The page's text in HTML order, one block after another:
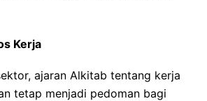
Kerja
ajaran Alkitab tentang kerja
tetap menjadi pedoman bagi